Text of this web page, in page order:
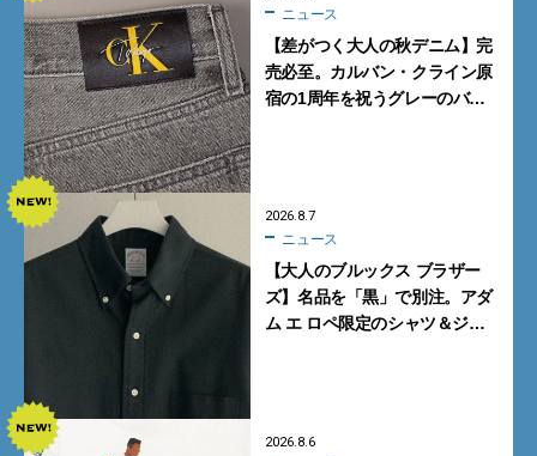
ニュース
【差がつく大人の秋デニム】完
売必至。カルバン・クライン原
宿の1周年を祝うグレーのバ
2026.8.7
ニュース
【大人のブルックス ブラザー
ズ】名品を「黒」で別注。アダ
ム エ ロペ限定のシャツ＆ジャ
2026.8.6